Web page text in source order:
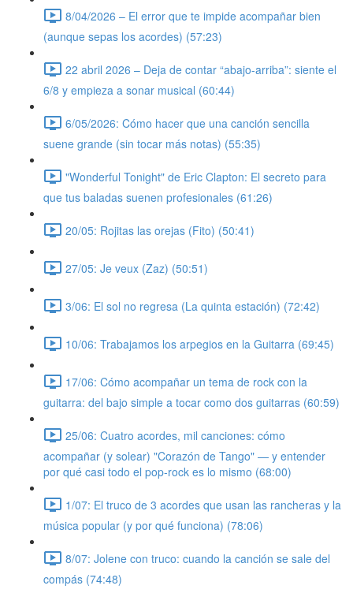
8/04/2026 – El error que te impide acompañar bien
(aunque sepas los acordes) (57:23)
22 abril 2026 – Deja de contar “abajo-arriba”: siente el
6/8 y empieza a sonar musical (60:44)
6/05/2026: Cómo hacer que una canción sencilla
suene grande (sin tocar más notas) (55:35)
"Wonderful Tonight" de Eric Clapton: El secreto para
que tus baladas suenen profesionales (61:26)
20/05: Rojitas las orejas (Fito) (50:41)
27/05: Je veux (Zaz) (50:51)
3/06: El sol no regresa (La quinta estación) (72:42)
10/06: Trabajamos los arpegios en la Guitarra (69:45)
17/06: Cómo acompañar un tema de rock con la
guitarra: del bajo simple a tocar como dos guitarras (60:59)
25/06: Cuatro acordes, mil canciones: cómo
acompañar (y solear) "Corazón de Tango" — y entender
por qué casi todo el pop-rock es lo mismo (68:00)
1/07: El truco de 3 acordes que usan las rancheras y la
música popular (y por qué funciona) (78:06)
8/07: Jolene con truco: cuando la canción se sale del
compás (74:48)